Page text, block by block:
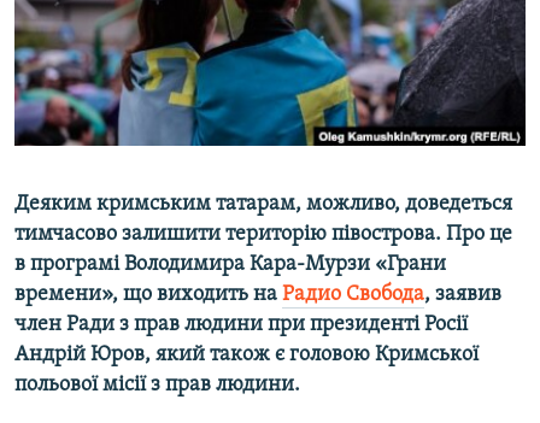
ВІДЕОУРОКИ «ELIFBE»
СВІДЧЕННЯ ОКУПАЦІЇ
УКРАЇНСЬКА ПРОБЛЕМА КРИМУ
ІНФОГРАФІКА
Русский
Qırımtatar
ДОЛУЧАЙСЯ!
Усі сайти RFE/RL
Деяким кримським татарам, можливо, доведеться
тимчасово залишити територію півострова. Про це
в програмі Володимира Кара-Мурзи «Грани
времени», що виходить на Радио Свобода, заявив
член Ради з прав людини при президенті Росії
Андрій Юров, який також є головою Кримської
польової місії з прав людини.